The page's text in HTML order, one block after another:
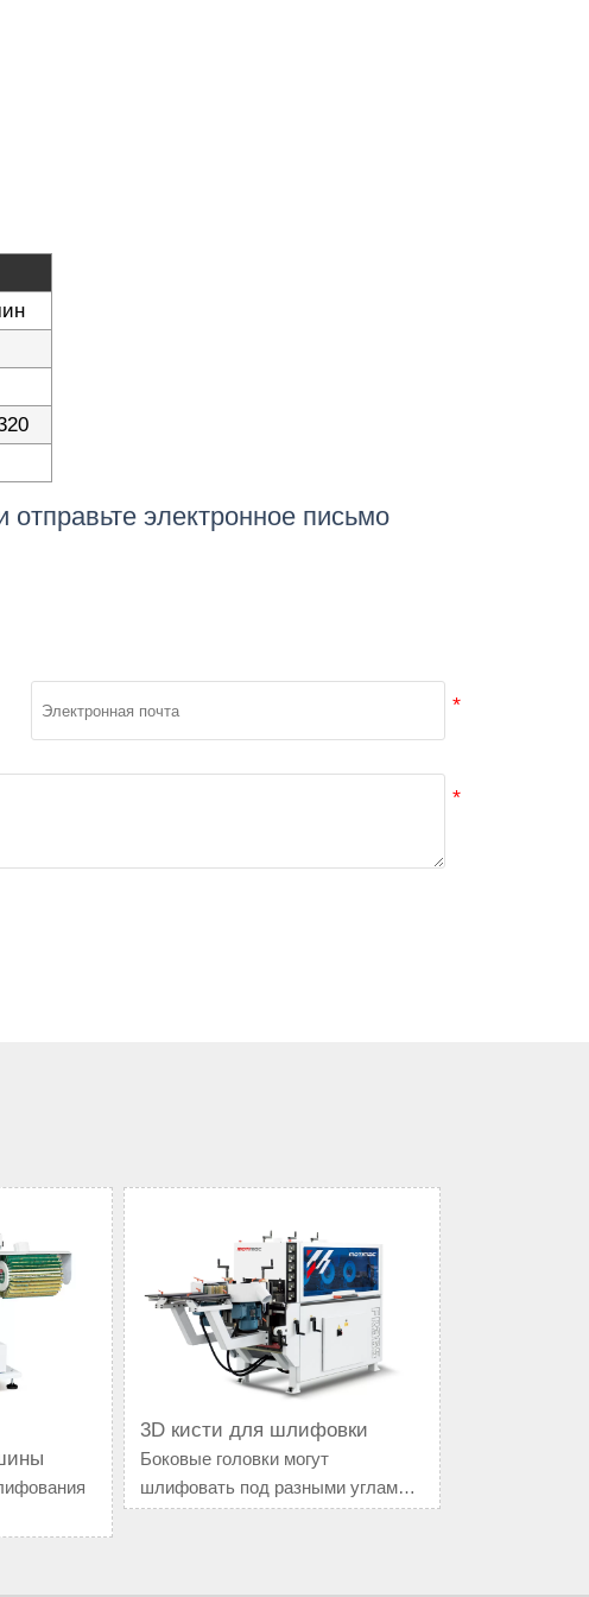
электронное письмо
3D кисти для шлифовки
Боковые головки могут
шлифовать под разными углами